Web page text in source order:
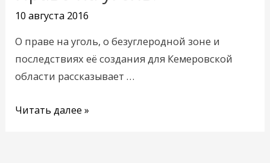
10 августа 2016
О праве на уголь, о безуглеродной зоне и
последствиях её создания для Кемеровской
области рассказывает …
Читать далее »